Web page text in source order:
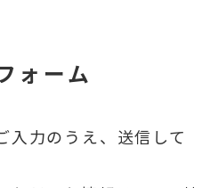
ォーム
入力のうえ、送信して